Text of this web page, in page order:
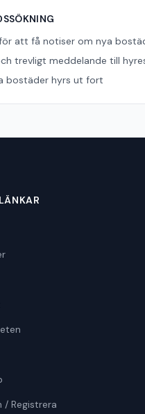
att få notiser om nya
trevligt meddelande till
bostäder hyrs ut fort
/ Registrera